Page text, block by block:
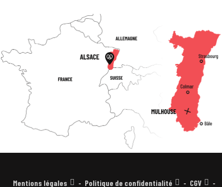
Mentions légales Politique de confidentialité CGV